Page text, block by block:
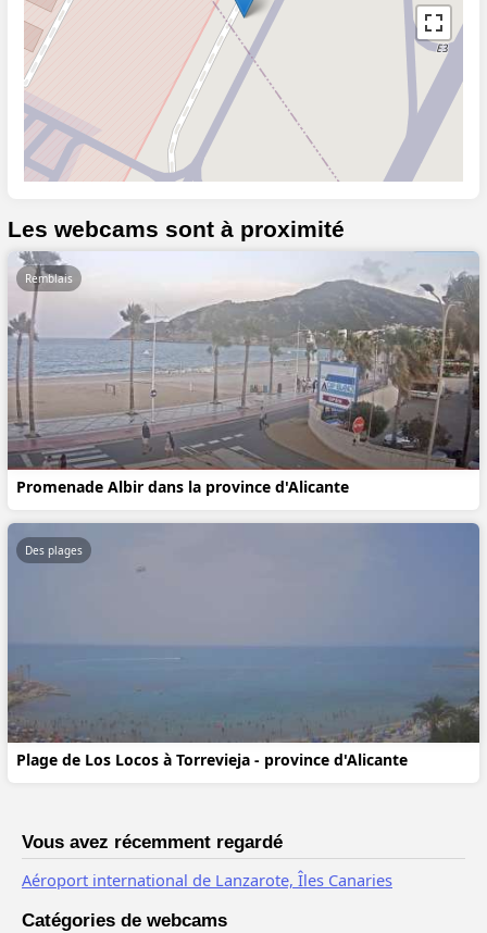
Les webcams sont à proximité
Promenade Albir dans la province d'Alicante
Remblais
Plage de Los Locos à Torrevieja - province d'Alicante
Des plages
Vous avez récemment regardé
Aéroport international de Lanzarote, Îles Canaries
Catégories de webcams